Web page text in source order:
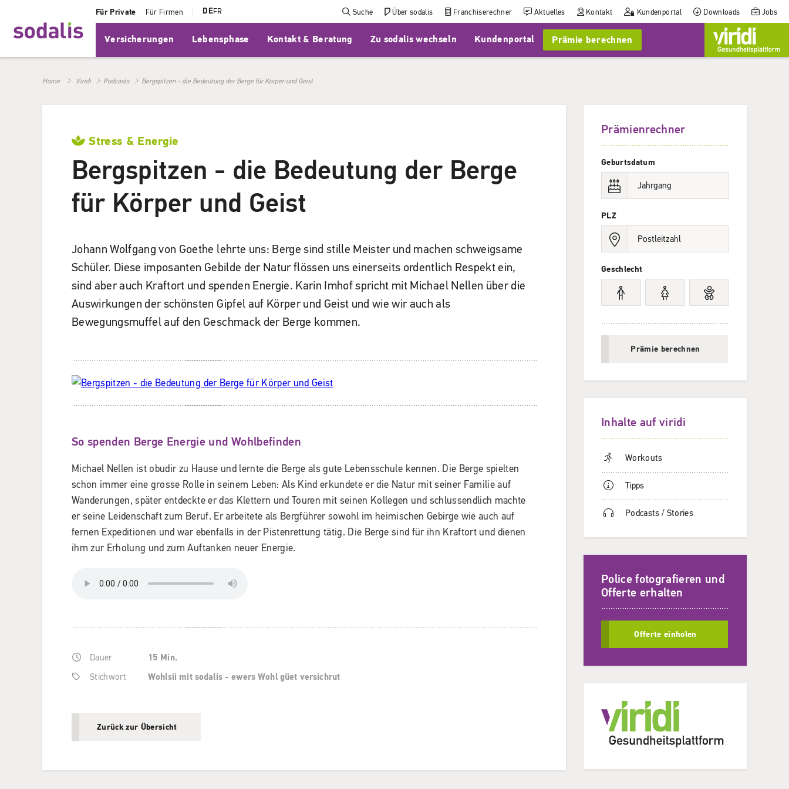
Für Private Für Firmen DEFR Suche Über sodalis Franchiserechner Aktuelles Kontakt Kundenportal Downloads Jobs
Versicherungen Lebensphase Kontakt & Beratung Zu sodalis wechseln Kundenportal Prämie berechnen
Home Viridi Podcasts Bergspitzen - die Bedeutung der Berge für Körper und Geist
Stress & Energie
Bergspitzen - die Bedeutung der Berge
für Körper und Geist
Johann Wolfgang von Goethe lehrte uns: Berge sind stille Meister und machen schweigsame
Schüler. Diese imposanten Gebilde der Natur flössen uns einerseits ordentlich Respekt ein,
sind aber auch Kraftort und spenden Energie. Karin Imhof spricht mit Michael Nellen über die
Auswirkungen der schönsten Gipfel auf Körper und Geist und wie wir auch als
Bewegungsmuffel auf den Geschmack der Berge kommen.
So spenden Berge Energie und Wohlbefinden
Michael Nellen ist obudir zu Hause und lernte die Berge als gute Lebensschule kennen. Die Berge spielten
schon immer eine grosse Rolle in seinem Leben: Als Kind erkundete er die Natur mit seiner Familie auf
Wanderungen, später entdeckte er das Klettern und Touren mit seinen Kollegen und schlussendlich machte
er seine Leidenschaft zum Beruf. Er arbeitete als Bergführer sowohl im heimischen Gebirge wie auch auf
fernen Expeditionen und war ebenfalls in der Pistenrettung tätig. Die Berge sind für ihn Kraftort und dienen
ihm zur Erholung und zum Auftanken neuer Energie.
Dauer 15 Min.
Stichwort Wohlsii mit sodalis - ewers Wohl güet versichrut
Zurück zur Übersicht
Prämienrechner
Geburtsdatum
PLZ
Geschlecht
Prämie berechnen
Inhalte auf viridi
Workouts
Tipps
Podcasts / Stories
Police fotografieren und
Offerte erhalten
Offerte einholen